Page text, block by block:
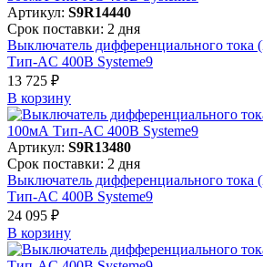
Артикул: S9R14440
Срок поставки: 2 дня
Выключатель дифференциального
Тип-AC 400В Systeme9
13 725 ₽
В корзинy
Артикул: S9R13480
Срок поставки: 2 дня
Выключатель дифференциального
Тип-AC 400В Systeme9
24 095 ₽
В корзинy